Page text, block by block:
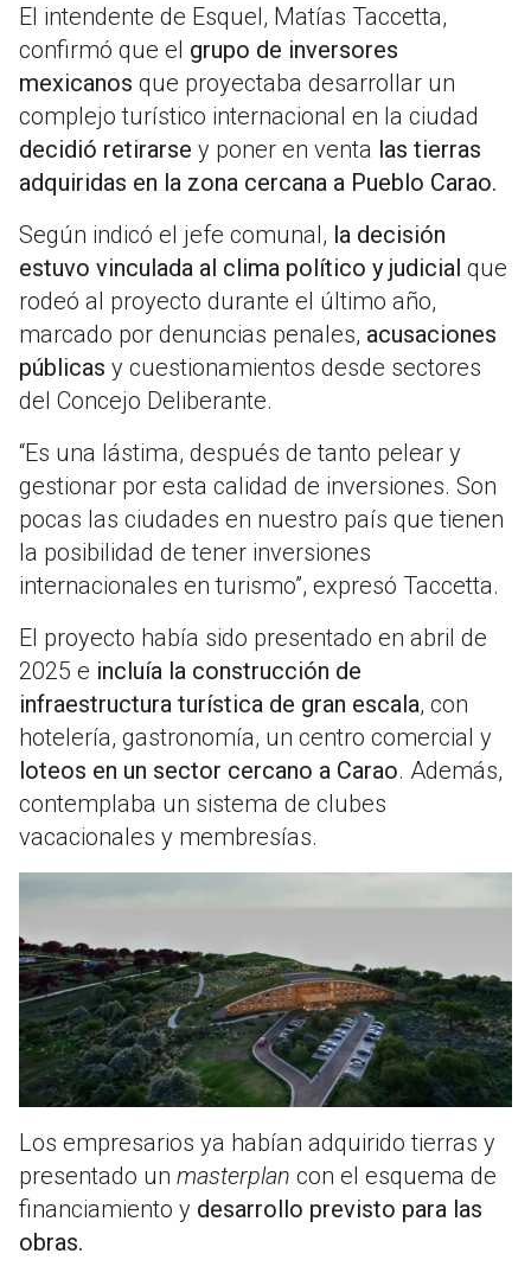
El intendente de Esquel, Matías Taccetta,
confirmó que el grupo de inversores
mexicanos que proyectaba desarrollar un
complejo turístico internacional en la ciudad
decidió retirarse y poner en venta las tierras
adquiridas en la zona cercana a Pueblo Carao.
Según indicó el jefe comunal, la decisión
estuvo vinculada al clima político y judicial que
rodeó al proyecto durante el último año,
marcado por denuncias penales, acusaciones
públicas y cuestionamientos desde sectores
del Concejo Deliberante.
“Es una lástima, después de tanto pelear y
gestionar por esta calidad de inversiones. Son
pocas las ciudades en nuestro país que tienen
la posibilidad de tener inversiones
internacionales en turismo”, expresó Taccetta.
El proyecto había sido presentado en abril de
2025 e incluía la construcción de
infraestructura turística de gran escala, con
hotelería, gastronomía, un centro comercial y
loteos en un sector cercano a Carao. Además,
contemplaba un sistema de clubes
vacacionales y membresías.
Los empresarios ya habían adquirido tierras y
presentado un masterplan con el esquema de
financiamiento y desarrollo previsto para las
obras.